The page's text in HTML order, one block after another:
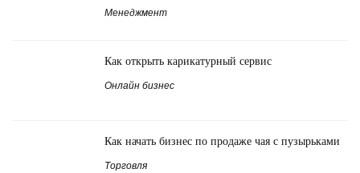
Менеджмент
Как открыть карикатурный сервис
Онлайн бизнес
Как начать бизнес по продаже чая с пузырьками
Торговля